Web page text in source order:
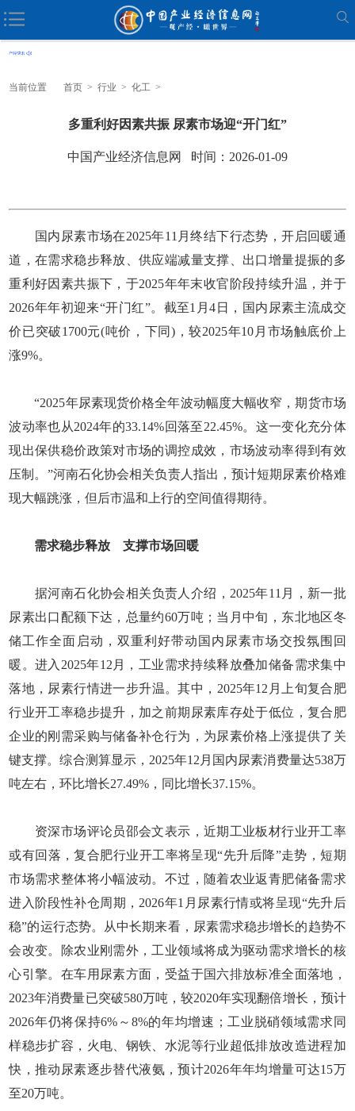
当前位置 首页 > 行业 > 化工 >
多重利好因素共振 尿素市场迎“开门红”
中国产业经济信息网 时间：2026-01-09
国内尿素市场在2025年11月终结下行态势，开启回暖通
道，在需求稳步释放、供应端减量支撑、出口增量提振的多
重利好因素共振下，于2025年年末收官阶段持续升温，并于
2026年年初迎来“开门红”。截至1月4日，国内尿素主流成交
价已突破1700元(吨价，下同)，较2025年10月市场触底价上
涨9%。
“2025年尿素现货价格全年波动幅度大幅收窄，期货市场
波动率也从2024年的33.14%回落至22.45%。这一变化充分体
现出保供稳价政策对市场的调控成效，市场波动率得到有效
压制。”河南石化协会相关负责人指出，预计短期尿素价格难
现大幅跳涨，但后市温和上行的空间值得期待。
需求稳步释放 支撑市场回暖
据河南石化协会相关负责人介绍，2025年11月，新一批
尿素出口配额下达，总量约60万吨；当月中旬，东北地区冬
储工作全面启动，双重利好带动国内尿素市场交投氛围回
暖。进入2025年12月，工业需求持续释放叠加储备需求集中
落地，尿素行情进一步升温。其中，2025年12月上旬复合肥
行业开工率稳步提升，加之前期尿素库存处于低位，复合肥
企业的刚需采购与储备补仓行为，为尿素价格上涨提供了关
键支撑。综合测算显示，2025年12月国内尿素消费量达538万
吨左右，环比增长27.49%，同比增长37.15%。
资深市场评论员邵会文表示，近期工业板材行业开工率
或有回落，复合肥行业开工率将呈现“先升后降”走势，短期
市场需求整体将小幅波动。不过，随着农业返青肥储备需求
进入阶段性补仓周期，2026年1月尿素行情或将呈现“先升后
稳”的运行态势。从中长期来看，尿素需求稳步增长的趋势不
会改变。除农业刚需外，工业领域将成为驱动需求增长的核
心引擎。在车用尿素方面，受益于国六排放标准全面落地，
2023年消费量已突破580万吨，较2020年实现翻倍增长，预计
2026年仍将保持6%～8%的年均增速；工业脱硝领域需求同
样稳步扩容，火电、钢铁、水泥等行业超低排放改造进程加
快，推动尿素逐步替代液氨，预计2026年年均增量可达15万
至20万吨。